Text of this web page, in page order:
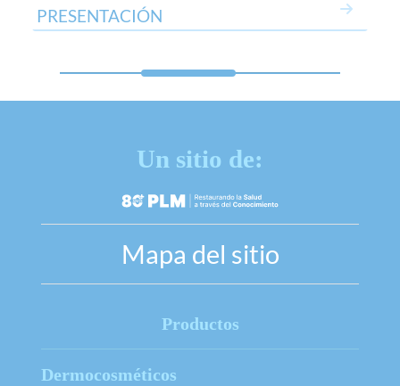
PRESENTACIÓN
Un sitio de:
Mapa del sitio
Productos
Dermocosméticos